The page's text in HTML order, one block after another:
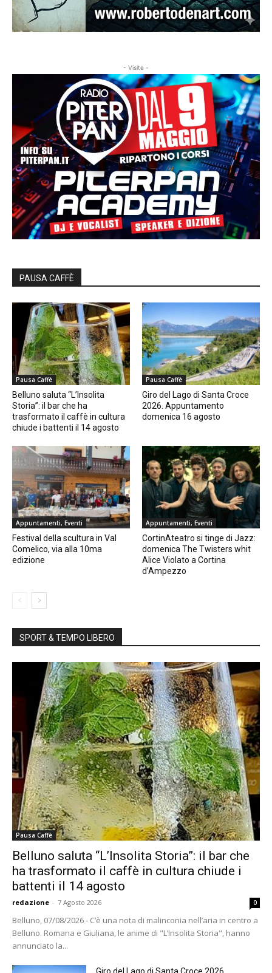
- Visite -
PAUSA CAFFÈ
Pausa Caffè
Belluno saluta “L’Insolita
Storia”: il bar che ha
trasformato il caffè in cultura
chiude i battenti il 14 agosto
Pausa Caffè
Giro del Lago di Santa Croce
2026. Appuntamento
domenica 16 agosto
Appuntamenti, Eventi
Festival della scultura in Val
Comelico, via alla 10ma
edizione
Appuntamenti, Eventi
CortinAteatro si tinge di Jazz:
domenica The Twisters whit
Alice Violato a Cortina
d’Ampezzo
SPORT & TEMPO LIBERO
Pausa Caffè
Belluno saluta “L’Insolita Storia”: il bar che
ha trasformato il caffè in cultura chiude i
battenti il 14 agosto
redazione - 7 Agosto 2026 0
Belluno, 07/08/2026 - C’è una nota di malinconia nell’aria in centro a
Belluno. Romana e Giuliana, le anime di "L’Insolita Storia", hanno
annunciato la...
Giro del Lago di Santa Croce 2026.